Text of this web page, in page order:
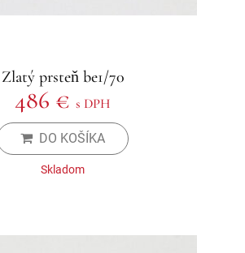
Zlatý prsteň be1/70
486 € s DPH
DO KOŠÍKA
Skladom